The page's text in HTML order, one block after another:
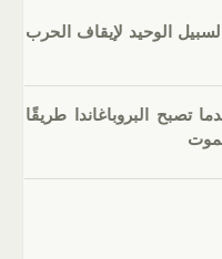
الوحيد لإيقاف الحرب
تصبح البروباغاندا طريقًا